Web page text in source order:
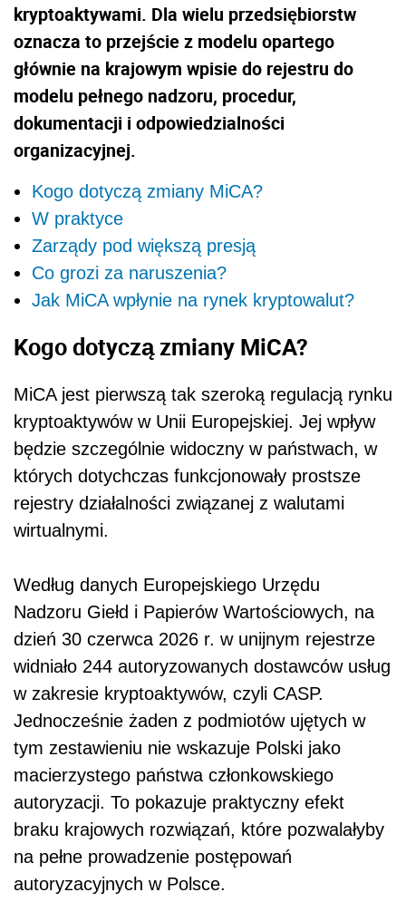
kryptoaktywami. Dla wielu przedsiębiorstw
oznacza to przejście z modelu opartego
głównie na krajowym wpisie do rejestru do
modelu pełnego nadzoru, procedur,
dokumentacji i odpowiedzialności
organizacyjnej.
Kogo dotyczą zmiany MiCA?
W praktyce
Zarządy pod większą presją
Co grozi za naruszenia?
Jak MiCA wpłynie na rynek kryptowalut?
Kogo dotyczą zmiany MiCA?
MiCA jest pierwszą tak szeroką regulacją rynku
kryptoaktywów w Unii Europejskiej. Jej wpływ
będzie szczególnie widoczny w państwach, w
których dotychczas funkcjonowały prostsze
rejestry działalności związanej z walutami
wirtualnymi.
Według danych Europejskiego Urzędu
Nadzoru Giełd i Papierów Wartościowych, na
dzień 30 czerwca 2026 r. w unijnym rejestrze
widniało 244 autoryzowanych dostawców usług
w zakresie kryptoaktywów, czyli CASP.
Jednocześnie żaden z podmiotów ujętych w
tym zestawieniu nie wskazuje Polski jako
macierzystego państwa członkowskiego
autoryzacji. To pokazuje praktyczny efekt
braku krajowych rozwiązań, które pozwalałyby
na pełne prowadzenie postępowań
autoryzacyjnych w Polsce.